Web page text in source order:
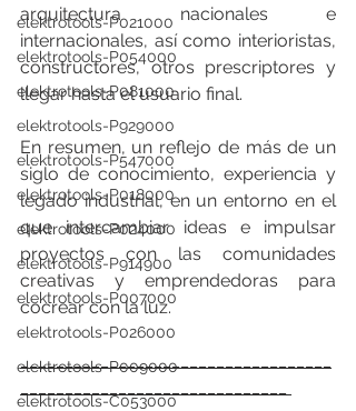
elektrotools-P021000
elektrotools-P054000
elektrotools-P081000
elektrotools-P929000
elektrotools-P547000
elektrotools-P018000
elektrotools-P024000
elektrotools-P914900
elektrotools-P007000
elektrotools-P026000
elektrotools-P009000
elektrotools-C053000
arquitectura nacionales e
internacionales, así como interioristas,
constructores, otros prescriptores y
llegar hasta el usuario final.
En resumen, un reflejo de más de un
siglo de conocimiento, experiencia y
legado industrial, en un entorno en el
que intercambiar ideas e impulsar
proyectos con las comunidades
creativas y emprendedoras para
cocrear con la luz.
___________________________________